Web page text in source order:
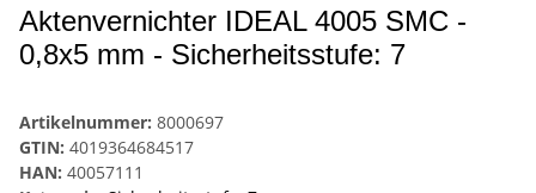
Aktenvernichter IDEAL 4005 SMC -
0,8x5 mm - Sicherheitsstufe: 7
Artikelnummer: 8000697
GTIN: 4019364684517
HAN: 40057111